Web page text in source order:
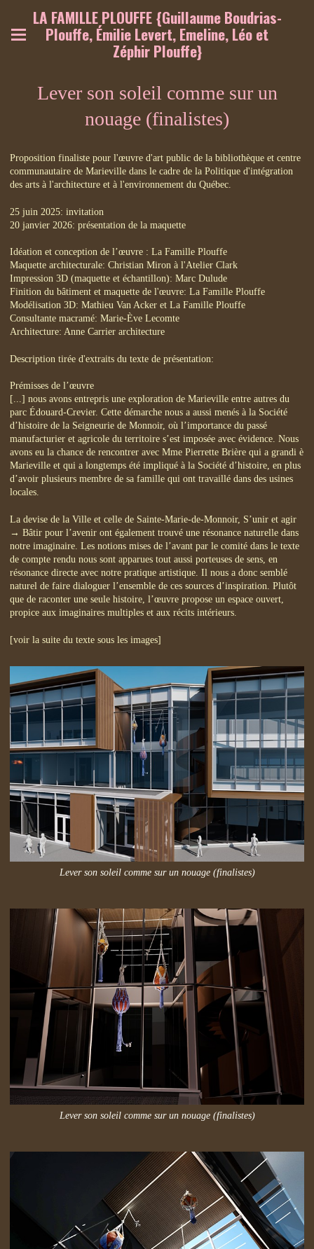
LA FAMILLE PLOUFFE {Guillaume Boudrias-
Plouffe, Émilie Levert, Emeline, Léo et
Zéphir Plouffe}
Lever son soleil comme sur un
nouage (finalistes)
Proposition finaliste pour l'œuvre d'art public de la bibliothèque et centre
communautaire de Marieville dans le cadre de la Politique d'intégration
des arts à l'architecture et à l'environnement du Québec.
25 juin 2025: invitation
20 janvier 2026: présentation de la maquette
Idéation et conception de l’œuvre : La Famille Plouffe
Maquette architecturale: Christian Miron à l'Atelier Clark
Impression 3D (maquette et échantillon): Marc Dulude
Finition du bâtiment et maquette de l'œuvre: La Famille Plouffe
Modélisation 3D: Mathieu Van Acker et La Famille Plouffe
Consultante macramé: Marie-Ève Lecomte
Architecture: Anne Carrier architecture
Description tirée d'extraits du texte de présentation:
Prémisses de l’œuvre
[...] nous avons entrepris une exploration de Marieville entre autres du
parc Édouard-Crevier. Cette démarche nous a aussi menés à la Société
d’histoire de la Seigneurie de Monnoir, où l’importance du passé
manufacturier et agricole du territoire s’est imposée avec évidence. Nous
avons eu la chance de rencontrer avec Mme Pierrette Brière qui a grandi è
Marieville et qui a longtemps été impliqué à la Société d’histoire, en plus
d’avoir plusieurs membre de sa famille qui ont travaillé dans des usines
locales.
La devise de la Ville et celle de Sainte-Marie-de-Monnoir, S’unir et agir
→ Bâtir pour l’avenir ont également trouvé une résonance naturelle dans
notre imaginaire. Les notions mises de l’avant par le comité dans le texte
de compte rendu nous sont apparues tout aussi porteuses de sens, en
résonance directe avec notre pratique artistique. Il nous a donc semblé
naturel de faire dialoguer l’ensemble de ces sources d’inspiration. Plutôt
que de raconter une seule histoire, l’œuvre propose un espace ouvert,
propice aux imaginaires multiples et aux récits intérieurs.
[voir la suite du texte sous les images]
Lever son soleil comme sur un nouage (finalistes)
Lever son soleil comme sur un nouage (finalistes)